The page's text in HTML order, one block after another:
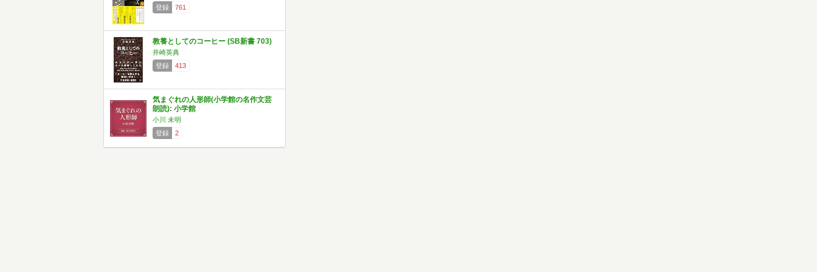
登録 761
教養としてのコーヒー (SB新書 703)
井崎英典
登録
413
気まぐれの人形師(小学館の名作文芸
朗読): 小学館
小川 未明
登録
2